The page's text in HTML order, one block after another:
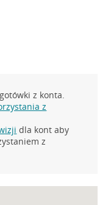
z konta.
z
dla kont aby
z